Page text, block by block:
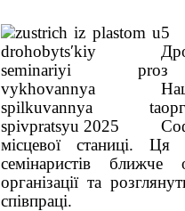
5
з
місцевої станиці.
семінаристів ближче
організації та
співпраці.